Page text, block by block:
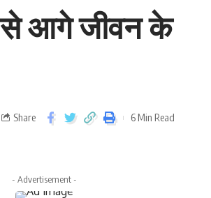
से आगे जीवन के
Share 6 Min Read
- Advertisement -